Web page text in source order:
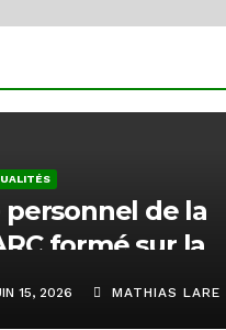
personnel de la
formé sur la
des
15, 2026 MATHIAS LARE